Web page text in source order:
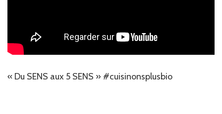
« Du SENS aux 5 SENS » #cuisinonsplusbio